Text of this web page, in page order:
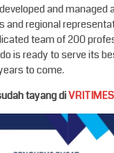
and managed
and regional
team of 200
is ready to serve its
to come.
tayang diVRITIMES